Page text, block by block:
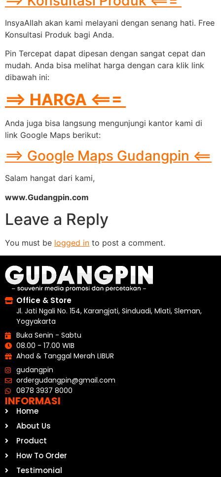
InsyaAllah akan kami melayani dengan senang hati. Free
Konsultasi Produk bagi Anda.
Pin Tercepat dapat dipesan dengan sangat cepat dan
mudah. Anda bisa melihat harga dengan cara klik link
dibawah ini:
==> HARGA <===
Anda juga bisa langsung mengunjungi kantor kami di
link Google Maps berikut:
==> Google Maps Gudangpin <==
Salam hangat dari kami,
www.Gudangpin.com
Leave a Reply
You must be logged in to post a comment.
Office & Store
Jl. Jati Ngali No. 154, Karangjati, Sinduadi, Mlati, Sleman,
Yogyakarta
Buka Senin - Sabtu
08.00 - 17.00 WIB
Ahad & Tanggal Merah LIBUR
gudangpin
ordergudangpin@gmail.com
0878 3937 8000
INFORMASI
Home
About Us
Product
How To Order
Testimonial